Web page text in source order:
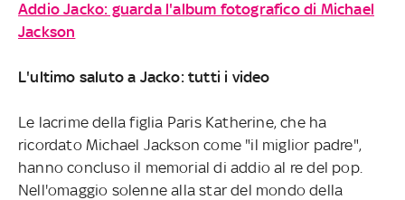
Addio Jacko: guarda l'album fotografico di Michael
Jackson
L'ultimo saluto a Jacko: tutti i video
Le lacrime della figlia Paris Katherine, che ha
ricordato Michael Jackson come "il miglior padre",
hanno concluso il memorial di addio al re del pop.
Nell'omaggio solenne alla star del mondo della